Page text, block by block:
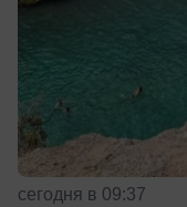
сегодня в 09:37